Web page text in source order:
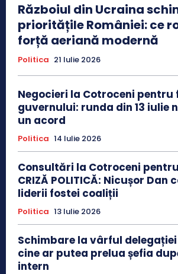
Războiul din Ucraina
prioritățile României: ce
forță aeriană modernă
Politica 21 Iulie 2026
Negocieri la Cotroceni pentru
guvernului: runda din 13 iulie
un acord
Politica 14 Iulie 2026
Consultări la Cotroceni
CRIZĂ POLITICĂ: Nicușor Dan
liderii fostei coaliții
Politica 13 Iulie 2026
Schimbare la vârful delegației
cine ar putea prelua șefia
intern